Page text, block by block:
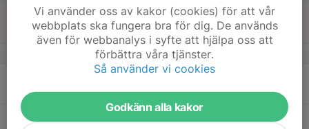
14:00
16:30
Söndagspotten (Kajsa O,Risto O) Boule
Klostervallen
v.30
16:00
Träning Bua Boule
Bua
21
Vi använder oss av kakor (cookies) för att vår
webbplats ska fungera bra för dig. De används
även för webbanalys i syfte att hjälpa oss att
förbättra våra tjänster.
Så använder vi cookies
Godkänn alla kakor